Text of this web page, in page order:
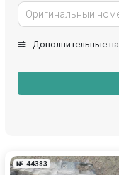
Дополнительные
№ 44383